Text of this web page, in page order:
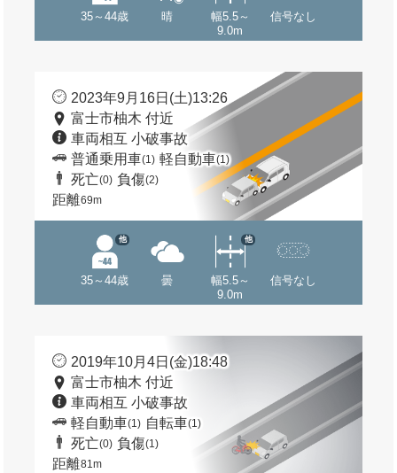
35～44歳 晴
幅5.5～
9.0m
信号なし
2023年9月16日(土)13:26
富士市柚木 付近
車両相互 小破事故
普通乗用車(1) 軽自動車(1)
死亡(0) 負傷(2)
距離69m
35～44歳
他
曇
幅5.5～
9.0m
他
信号なし
2019年10月4日(金)18:48
富士市柚木 付近
車両相互 小破事故
軽自動車(1) 自転車(1)
死亡(0) 負傷(1)
距離81m